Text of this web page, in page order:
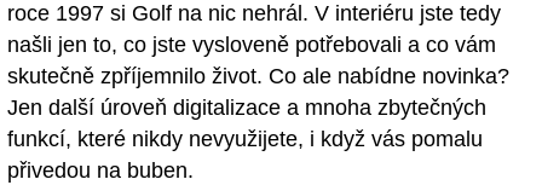
roce 1997 si Golf na nic nehrál. V interiéru jste tedy
našli jen to, co jste vysloveně potřebovali a co vám
skutečně zpříjemnilo život. Co ale nabídne novinka?
Jen další úroveň digitalizace a mnoha zbytečných
funkcí, které nikdy nevyužijete, i když vás pomalu
přivedou na buben.